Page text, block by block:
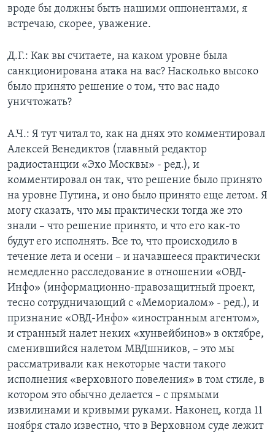
вроде бы должны быть нашими оппонентами, я
встречаю, скорее, уважение.
Д.Г.: Как вы считаете, на каком уровне была
санкционирована атака на вас? Насколько высоко
было принято решение о том, что вас надо
уничтожать?
А.Ч.: Я тут читал то, как на днях это комментировал
Алексей Венедиктов (главный редактор
радиостанции «Эхо Москвы» - ред.), и
комментировал он так, что решение было принято
на уровне Путина, и оно было принято еще летом. Я
могу сказать, что мы практически тогда же это
знали – что решение принято, и что его как-то
будут его исполнять. Все то, что происходило в
течение лета и осени – и начавшееся практически
немедленно расследование в отношении «ОВД-
Инфо» (информационно-правозащитный проект,
тесно сотрудничающий с «Мемориалом» - ред.), и
признание «ОВД-Инфо» «иностранным агентом»,
и странный налет неких «хунвейбинов» в октябре,
сменившийся налетом МВДшников, – это мы
рассматривали как некоторые части такого
исполнения «верховного повеления» в том стиле, в
котором это обычно делается – с прямыми
извилинами и кривыми руками. Наконец, когда 11
ноября стало известно, что в Верховном суде лежит